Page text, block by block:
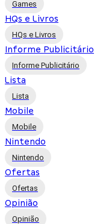
Games
HQs e Livros
HQs e Livros
Informe Publicitário
Informe Publicitário
Lista
Lista
Mobile
Mobile
Nintendo
Nintendo
Ofertas
Ofertas
Opinião
Opinião